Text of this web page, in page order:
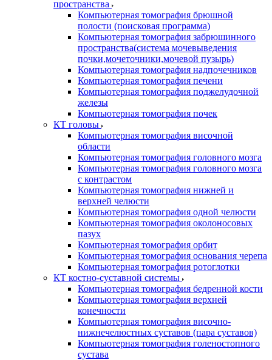
пространства
Компьютерная томография брюшной
полости (поисковая программа)
Компьютерная томография забрюшинного
пространства(система мочевыведения
почки,мочеточники,мочевой пузырь)
Компьютерная томография надпочечников
Компьютерная томография печени
Компьютерная томография поджелудочной
железы
Компьютерная томография почек
КТ головы
Компьютерная томография височной
области
Компьютерная томография головного мозга
Компьютерная томография головного мозга
с контрастом
Компьютерная томография нижней и
верхней челюсти
Компьютерная томография одной челюсти
Компьютерная томография околоносовых
пазух
Компьютерная томография орбит
Компьютерная томография основания черепа
Компьютерная томография ротоглотки
КТ костно-суставной системы
Компьютерная томография бедренной кости
Компьютерная томография верхней
конечности
Компьютерная томография височно-
нижнечелюстных суставов (пара суставов)
Компьютерная томография голеностопного
сустава